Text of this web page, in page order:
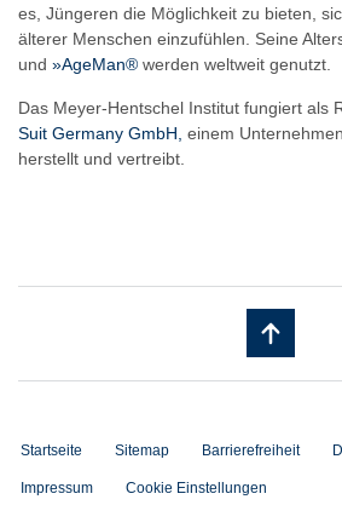
es, Jüngeren die Möglichkeit zu bieten,
älterer Menschen einzufühlen. Seine
und »AgeMan® werden weltweit genutzt.
Das Meyer-Hentschel Institut fungiert als
Suit Germany GmbH, einem
herstellt und vertreibt.
Startseite Sitemap Barrierefreiheit
Impressum Cookie Einstellungen